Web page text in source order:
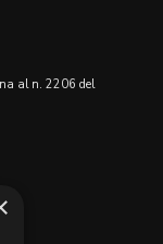
al n. 2206 del